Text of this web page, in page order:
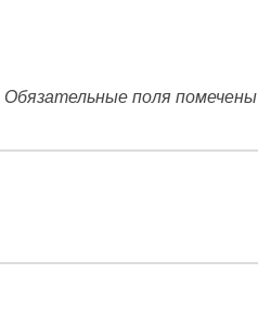
Обязательные поля помечены